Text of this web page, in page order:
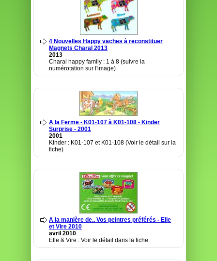
4 Nouvelles Happy vaches à reconstituer
Magnets Charal 2013
2013
Charal happy family : 1 à 8 (suivre la
numérotation sur l'image)
A la Ferme - K01-107 à K01-108 - Kinder
Surprise - 2001
2001
Kinder : K01-107 et K01-108 (Voir le détail sur la
fiche)
A la manière de.. Vos peintres préférés - Elle
et Vire 2010
avril 2010
Elle & Vire : Voir le détail dans la fiche